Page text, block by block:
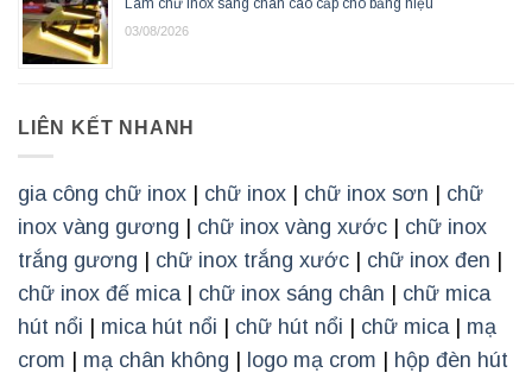
Làm chữ inox sáng chân cao cấp cho bảng hiệu
03/08/2026
LIÊN KẾT NHANH
gia công chữ inox chữ inox chữ inox sơn
chữ
inox vàng gương
chữ inox vàng xước
chữ inox
trắng gương
chữ inox trắng xước chữ inox đen
chữ inox đế mica| chữ inox sáng chân
chữ mica
hút nổi
mica hút nổi chữ hút nổi chữ mica| mạ
crom
mạ chân không logo mạ crom
hộp đèn hút